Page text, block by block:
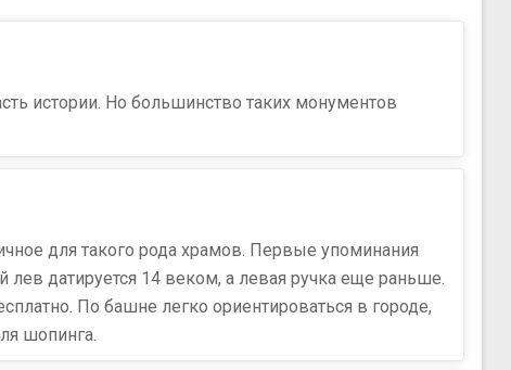
истории. Но большинство таких монументов
для такого рода храмов. Первые упоминания
датируется 14 веком, а левая ручка еще раньше.
По башне легко ориентироваться в городе,
шопинга.